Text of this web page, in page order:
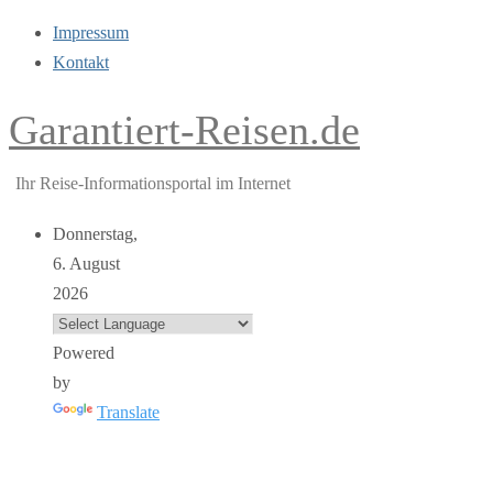
Impressum
Kontakt
Garantiert-Reisen.de
Ihr Reise-Informationsportal im Internet
Donnerstag,
6. August
2026
Powered
by
Translate